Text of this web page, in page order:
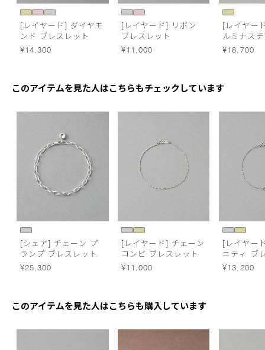
[レイヤード] ダイヤモ
ンド ブレスレット
¥14,300
[レイヤード] リボン
ブレスレット
¥11,000
[レイヤー
ルミナス
レスレット
¥18,700
このアイテムを見た人はこちらもチェックしています
[シェア] チェーン プ
ランプ ブレスレット
¥25,300
[レイヤード] チェーン
コンビ ブレスレット
¥11,000
[レイヤー
ニティ ブ
¥13,200
このアイテムを見た人はこちらも購入しています